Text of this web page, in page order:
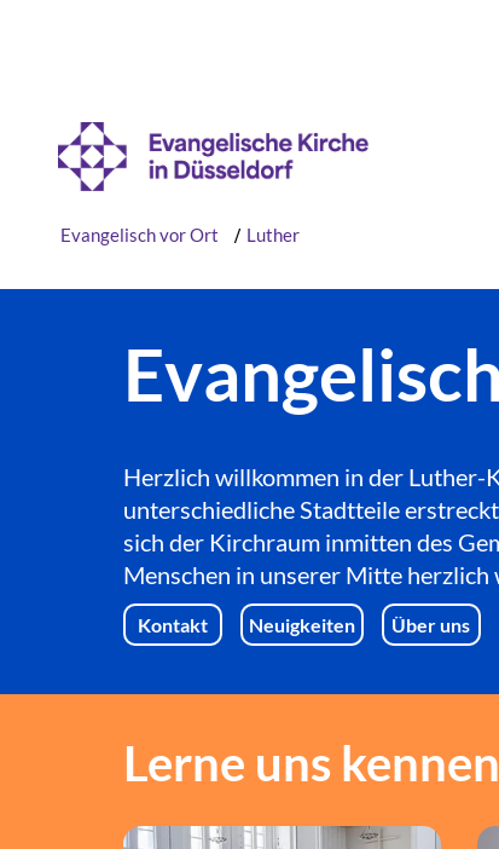
Evangelisch vor Ort / Luther
Herzlich willkommen in der Luther-
unterschiedliche Stadtteile
sich der Kirchraum inmitten des
Menschen in unserer Mitte
Kontakt Neuigkeiten Über uns
Lerne uns kennen